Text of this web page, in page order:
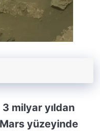
3 milyar yıldan
yüzeyinde